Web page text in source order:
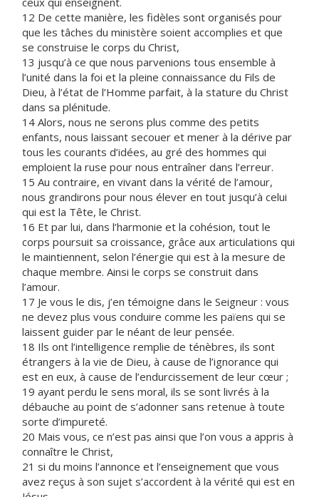
12 De cette manière, les fidèles sont organisés pour
que les tâches du ministère soient accomplies et que
se construise le corps du Christ,
13 jusqu’à ce que nous parvenions tous ensemble à
l’unité dans la foi et la pleine connaissance du Fils de
Dieu, à l’état de l’Homme parfait, à la stature du Christ
dans sa plénitude.
14 Alors, nous ne serons plus comme des petits
enfants, nous laissant secouer et mener à la dérive par
tous les courants d’idées, au gré des hommes qui
emploient la ruse pour nous entraîner dans l’erreur.
15 Au contraire, en vivant dans la vérité de l’amour,
nous grandirons pour nous élever en tout jusqu’à celui
qui est la Tête, le Christ.
16 Et par lui, dans l’harmonie et la cohésion, tout le
corps poursuit sa croissance, grâce aux articulations qui
le maintiennent, selon l’énergie qui est à la mesure de
chaque membre. Ainsi le corps se construit dans
l’amour.
17 Je vous le dis, j’en témoigne dans le Seigneur : vous
ne devez plus vous conduire comme les païens qui se
laissent guider par le néant de leur pensée.
18 Ils ont l’intelligence remplie de ténèbres, ils sont
étrangers à la vie de Dieu, à cause de l’ignorance qui
est en eux, à cause de l’endurcissement de leur cœur ;
19 ayant perdu le sens moral, ils se sont livrés à la
débauche au point de s’adonner sans retenue à toute
sorte d’impureté.
20 Mais vous, ce n’est pas ainsi que l’on vous a appris à
connaître le Christ,
21 si du moins l’annonce et l’enseignement que vous
avez reçus à son sujet s’accordent à la vérité qui est en